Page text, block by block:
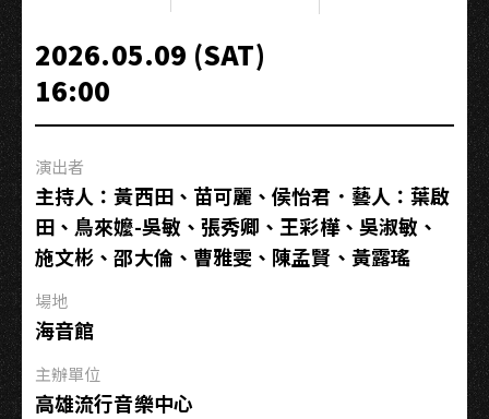
愛
秀．
藍
寶
歌
廳
0510（日）
2026.05.09 (SAT)
16:00
演出者
主持人：黃西田、苗可麗、侯怡君．藝人：葉啟
田、鳥來嬤-吳敏、張秀卿、王彩樺、吳淑敏、
施文彬、邵大倫、曹雅雯、陳孟賢、黃露瑤
場地
海音館
主辦單位
高雄流行音樂中心